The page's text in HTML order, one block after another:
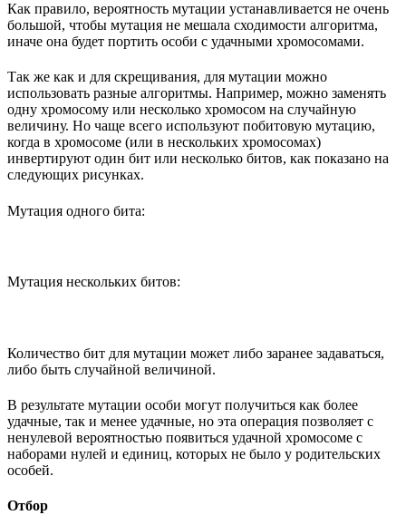
Как правило, вероятность мутации устанавливается не очень
большой, чтобы мутация не мешала сходимости алгоритма,
иначе она будет портить особи с удачными хромосомами.
Так же как и для скрещивания, для мутации можно
использовать разные алгоритмы. Например, можно заменять
одну хромосому или несколько хромосом на случайную
величину. Но чаще всего используют побитовую мутацию,
когда в хромосоме (или в нескольких хромосомах)
инвертируют один бит или несколько битов, как показано на
следующих рисунках.
Мутация одного бита:
Мутация нескольких битов:
Количество бит для мутации может либо заранее задаваться,
либо быть случайной величиной.
В результате мутации особи могут получиться как более
удачные, так и менее удачные, но эта операция позволяет с
ненулевой вероятностью появиться удачной хромосоме с
наборами нулей и единиц, которых не было у родительских
особей.
Отбор